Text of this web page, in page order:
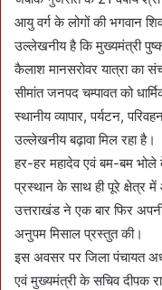
आयु वर्ग के लोगों की भगवान
उल्लेखनीय है कि मुख्यमंत्री
कैलाश मानसरोवर यात्रा का
सीमांत जनपद चम्पावत को
स्थानीय व्यापार, पर्यटन,
उल्लेखनीय बढ़ावा मिल रहा है।
हर-हर महादेव एवं बम-बम
प्रस्थान के साथ ही पूरे क्षेत्र में
उत्तराखंड ने एक बार फिर
अनुपम मिसाल प्रस्तुत की।
इस अवसर पर जिला पंचायत
एवं मुख्यमंत्री के सचिव दीपक